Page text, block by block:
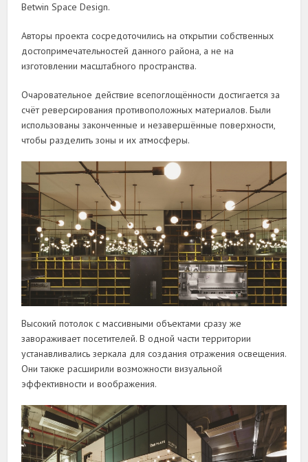
Betwin Space Design.
Авторы проекта сосредоточились на открытии собственных
достопримечательностей данного района, а не на
изготовлении масштабного пространства.
Очаровательное действие всепоглощённости достигается за
счёт реверсирования противоположных материалов. Были
использованы законченные и незавершённые поверхности,
чтобы разделить зоны и их атмосферы.
Высокий потолок с массивными объектами сразу же
завораживает посетителей. В одной части территории
устанавливались зеркала для создания отражения освещения.
Они также расширили возможности визуальной
эффективности и воображения.